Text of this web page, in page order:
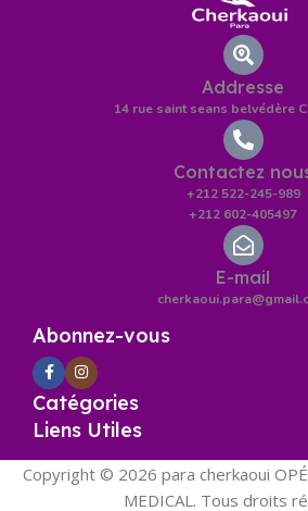
Addresse
14 rue saint seans belvédère
Contactez
+212 522-245-989
+212 602-405497
E-mail
Abonnez-vous
Catégories
Liens Utiles
Copyright © 2026 para cherkaoui
MEDICAL. Tous droits